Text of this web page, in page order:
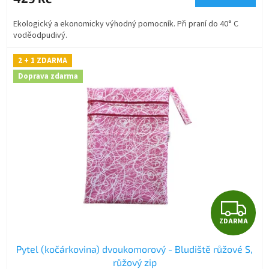
A
Ekologický a ekonomicky výhodný pomocník. Při praní do 40° C
voděodpudivý.
2 + 1 ZDARMA
Doprava zdarma
Z
D
A
ZDARMA
Pytel (kočárkovina) dvoukomorový - Bludiště růžové S,
růžový zip